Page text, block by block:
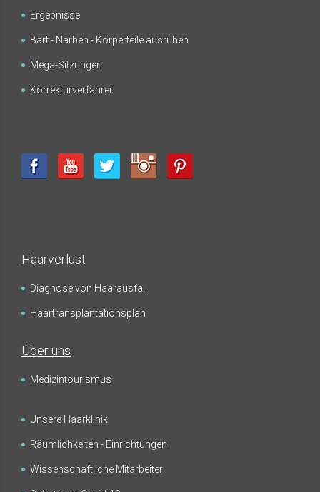
IN ANDEREN KÖRPERTEILEN
Ergebnisse
Bart - Narben - Körperteile ausruhen
Mega-Sitzungen
Korrekturverfahren
Haarverlust
Diagnose von Haarausfall
Haartransplantationsplan
Über uns
Medizintourismus
Unsere Haarklinik
Räumlichkeiten - Einrichtungen
Wissenschaftliche Mitarbeiter